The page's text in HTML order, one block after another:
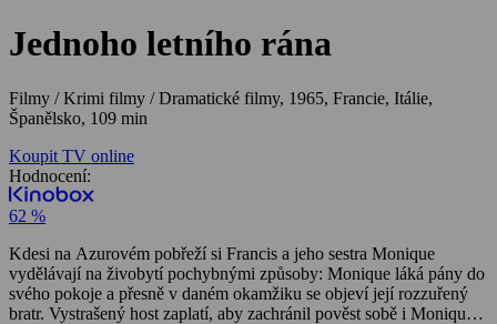
Jednoho letního rána
Filmy / Krimi filmy / Dramatické filmy, 1965, Francie, Itálie,
Španělsko, 109 min
Koupit TV online
Hodnocení:
62 %
Kdesi na Azurovém pobřeží si Francis a jeho sestra Monique
vydělávají na živobytí pochybnými způsoby: Monique láká pány do
svého pokoje a přesně v daném okamžiku se objeví její rozzuřený
bratr. Vystrašený host zaplatí, aby zachránil pověst sobě i Monique,